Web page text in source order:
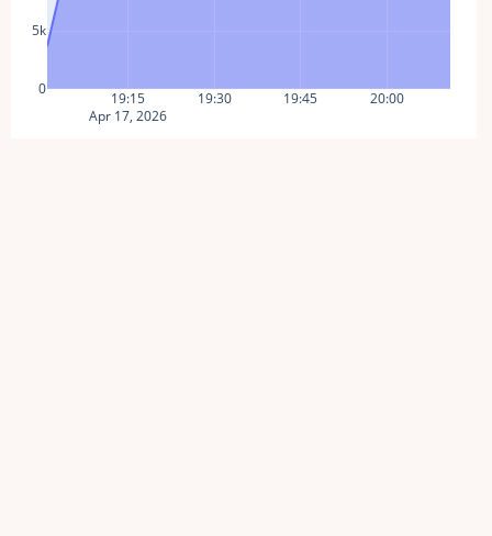
19:15
Apr 17, 2026
19:30 19:45 20:00
0
5k